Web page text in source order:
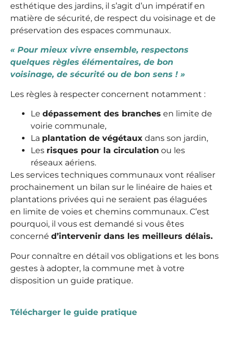
esthétique des jardins, il s’agit d’un impératif en
matière de sécurité, de respect du voisinage et de
préservation des espaces communaux.
« Pour mieux vivre ensemble, respectons
quelques règles élémentaires, de bon
voisinage, de sécurité ou de bon sens ! »
Les règles à respecter concernent notamment :
Le dépassement des branches en limite de
voirie communale,
La plantation de végétaux dans son jardin,
Les risques pour la circulation ou les
réseaux aériens.
Les services techniques communaux vont réaliser
prochainement un bilan sur le linéaire de haies et
plantations privées qui ne seraient pas élaguées
en limite de voies et chemins communaux. C’est
pourquoi, il vous est demandé si vous êtes
concerné d’intervenir dans les meilleurs délais.
Pour connaître en détail vos obligations et les bons
gestes à adopter, la commune met à votre
disposition un guide pratique.
Télécharger le guide pratique